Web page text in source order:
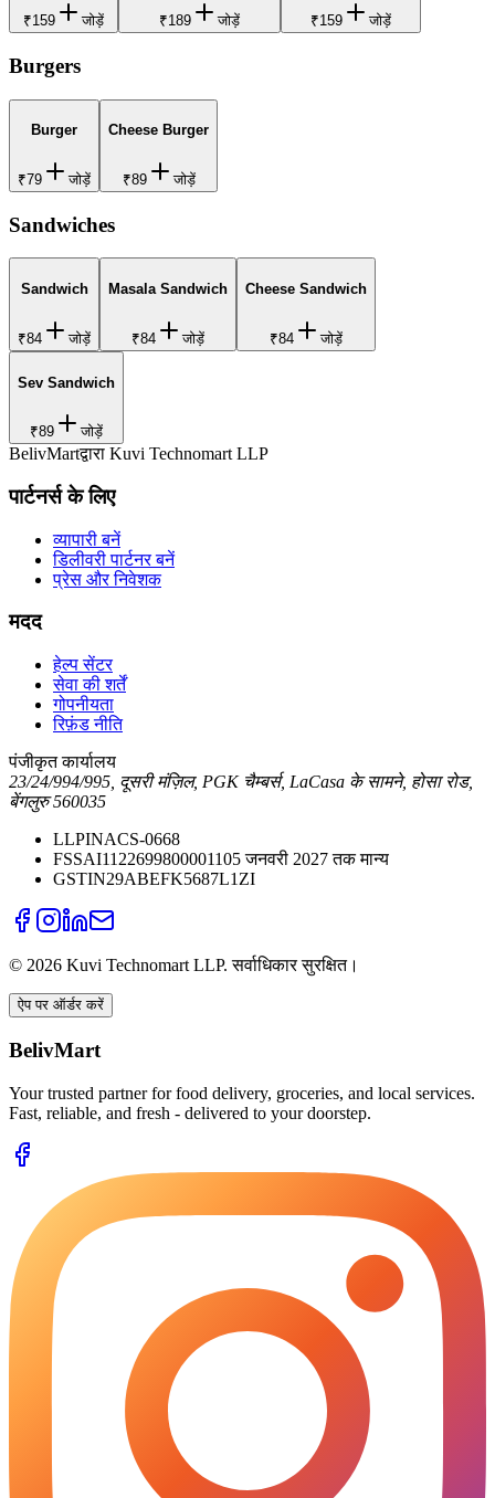
₹159 जोड़ें ₹189 जोड़ें ₹159 जोड़ें
Burgers
Burger
₹79 जोड़ें
Cheese Burger
₹89 जोड़ें
Sandwiches
Sandwich
₹84 जोड़ें
Masala Sandwich
₹84 जोड़ें
Cheese Sandwich
₹84 जोड़ें
Sev Sandwich
₹89 जोड़ें
BelivMartद्वारा Kuvi Technomart LLP
पार्टनर्स के लिए
व्यापारी बनें
डिलीवरी पार्टनर बनें
प्रेस और निवेशक
मदद
हेल्प सेंटर
सेवा की शर्तें
गोपनीयता
रिफ़ंड नीति
पंजीकृत कार्यालय
23/24/994/995, दूसरी मंज़िल, PGK चैम्बर्स, LaCasa के सामने, होसा रोड,
बेंगलुरु 560035
LLPINACS-0668
FSSAI1122699800001105 जनवरी 2027 तक मान्य
GSTIN29ABEFK5687L1ZI
© 2026 Kuvi Technomart LLP. सर्वाधिकार सुरक्षित।
ऐप पर ऑर्डर करें
BelivMart
Your trusted partner for food delivery, groceries, and local services.
Fast, reliable, and fresh - delivered to your doorstep.